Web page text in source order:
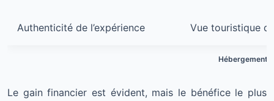
Hébergement
Authenticité de l’expérience Vue touristique
Le gain financier est évident, mais le bénéfice le plus